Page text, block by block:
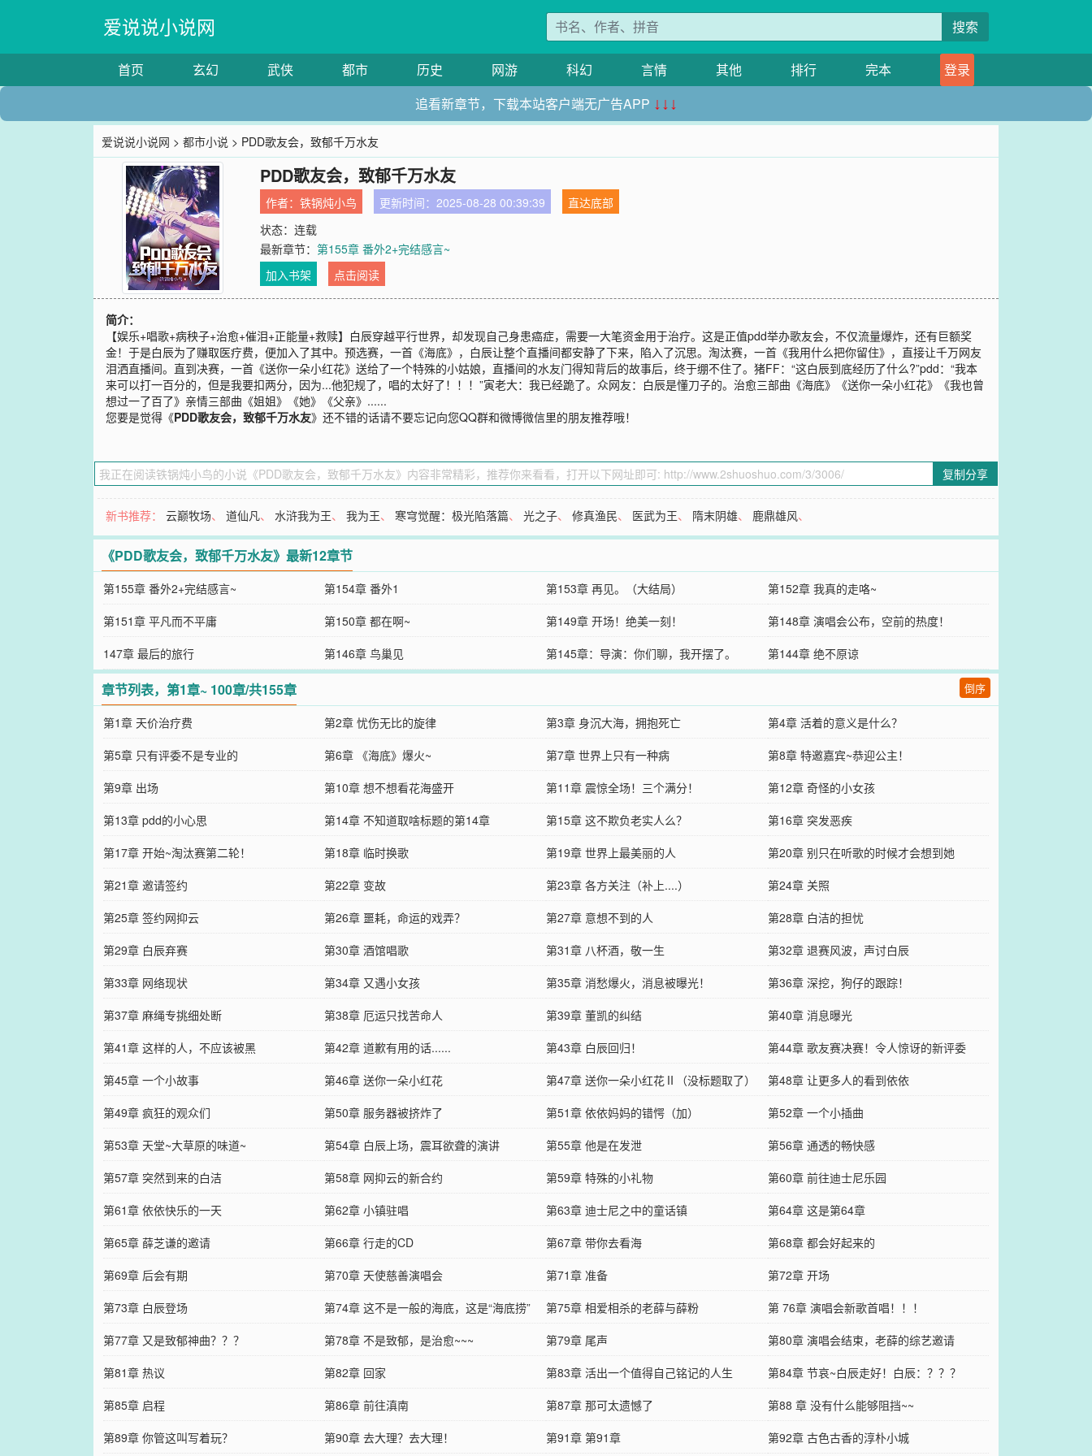
爱说说小说网 搜索
首页 玄幻 武侠 都市 历史 网游 科幻 言情 其他 排行 完本
登录
追看新章节，下载本站客户端无广告APP ↓↓↓
爱说说小说网 >都市小说 > PDD歌友会，致郁千万水友
PDD歌友会，致郁千万水友
作者：铁锅炖小鸟 更新时间：2025-08-28 00:39:39
直达底部
状态：连载
最新章节：第155章 番外2+完结感言~
加入书架
点击阅读
简介：
【娱乐+唱歌+病秧子+治愈+催泪+正能量+救赎】白辰穿越平行世界，却发现自己身患癌症，需要一大笔资金用于治疗。这是正值pdd举办歌友会，不仅流量爆炸，还有巨额奖
金！于是白辰为了赚取医疗费，便加入了其中。预选赛，一首《海底》，白辰让整个直播间都安静了下来，陷入了沉思。淘汰赛，一首《我用什么把你留住》，直接让千万网友
泪洒直播间。直到决赛，一首《送你一朵小红花》送给了一个特殊的小姑娘，直播间的水友门得知背后的故事后，终于绷不住了。猪FF：“这白辰到底经历了什么?”pdd：“我本
来可以打一百分的，但是我要扣两分，因为...他犯规了，唱的太好了！！！”寅老大：我已经跪了。众网友：白辰是懂刀子的。治愈三部曲《海底》《送你一朵小红花》《我也曾
想过一了百了》亲情三部曲《姐姐》《她》《父亲》......
您要是觉得《PDD歌友会，致郁千万水友》还不错的话请不要忘记向您QQ群和微博微信里的朋友推荐哦！
复制分享
新书推荐：云巅牧场、道仙凡、水浒我为王、我为王、寒穹觉醒：极光陷落篇、光之子、修真渔民、 医武为王、 隋末阴雄、 鹿鼎雄风、
《PDD歌友会，致郁千万水友》最新12章节
第155章 番外2+完结感言~ 第154章 番外1 第153章 再见。（大结局）
第152章 我真的走咯~
第151章 平凡而不平庸
第150章 都在啊~ 第149章 开场！绝美一刻！
第148章 演唱会公布，空前的热度！
147章 最后的旅行
第146章 鸟巢见 第145章：导演：你们聊，我开摆了。 第144章 绝不原谅
章节列表，第1章~ 100章/共155章 倒序
第1章 天价治疗费 第2章 忧伤无比的旋律 第3章 身沉大海，拥抱死亡
第4章 活着的意义是什么？
第5章 只有评委不是专业的
第6章 《海底》爆火~ 第7章 世界上只有一种病
第8章 特邀嘉宾~恭迎公主！
第9章 出场
第10章 想不想看花海盛开 第11章 震惊全场！三个满分！
第12章 奇怪的小女孩
第13章 pdd的小心思
第14章 不知道取啥标题的第14章 第15章 这不欺负老实人么？
第16章 突发恶疾
第17章 开始~淘汰赛第二轮！
第18章 临时换歌 第19章 世界上最美丽的人
第20章 别只在听歌的时候才会想到她
第21章 邀请签约
第22章 变故 第23章 各方关注（补上....）
第24章 关照
第25章 签约网抑云
第26章 噩耗，命运的戏弄？ 第27章 意想不到的人
第28章 白洁的担忧
第29章 白辰弃赛
第30章 酒馆唱歌 第31章 八杯酒，敬一生
第32章 退赛风波，声讨白辰
第33章 网络现状
第34章 又遇小女孩 第35章 消愁爆火，消息被曝光！
第36章 深挖，狗仔的跟踪！
第37章 麻绳专挑细处断
第38章 厄运只找苦命人 第39章 董凯的纠结
第40章 消息曝光
第41章 这样的人，不应该被黑
第42章 道歉有用的话...... 第43章 白辰回归！
第44章 歌友赛决赛！令人惊讶的新评委
第45章 一个小故事
第46章 送你一朵小红花 第47章 送你一朵小红花Ⅱ（没标题取了）
第48章 让更多人的看到依依
第49章 疯狂的观众们
第50章 服务器被挤炸了 第51章 依依妈妈的错愕（加）
第52章 一个小插曲
第53章 天堂~大草原的味道~
第54章 白辰上场，震耳欲聋的演讲 第55章 他是在发泄
第56章 通透的畅快感
第57章 突然到来的白洁
第58章 网抑云的新合约 第59章 特殊的小礼物
第60章 前往迪士尼乐园
第61章 依依快乐的一天
第62章 小镇驻唱 第63章 迪士尼之中的童话镇
第64章 这是第64章
第65章 薛芝谦的邀请
第66章 行走的CD 第67章 带你去看海
第68章 都会好起来的
第69章 后会有期
第70章 天使慈善演唱会 第71章 准备
第72章 开场
第73章 白辰登场
第74章 这不是一般的海底，这是“海底捞” 第75章 相爱相杀的老薛与薛粉
第 76章 演唱会新歌首唱！！！
第77章 又是致郁神曲？？？
第78章 不是致郁，是治愈~~~ 第79章 尾声
第80章 演唱会结束，老薛的综艺邀请
第81章 热议
第82章 回家 第83章 活出一个值得自己铭记的人生
第84章 节哀~白辰走好！白辰：？？？
第85章 启程
第86章 前往滇南 第87章 那可太遗憾了
第88 章 没有什么能够阻挡~~
第89章 你管这叫写着玩？
第90章 去大理？去大理！ 第91章 第91章 第92章 古色古香的淳朴小城